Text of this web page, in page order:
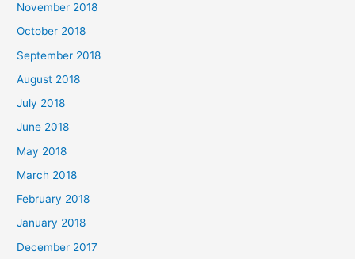
November 2018
October 2018
September 2018
August 2018
July 2018
June 2018
May 2018
March 2018
February 2018
January 2018
December 2017